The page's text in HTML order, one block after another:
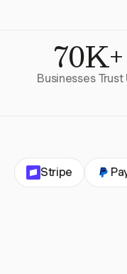
70K+
Businesses Trust
Stripe